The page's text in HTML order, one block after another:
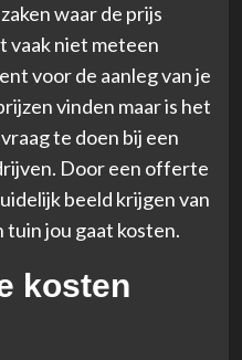
waar de prijs
vaak niet meteen
voor de aanleg van je
vinden maar is het
te doen bij een
Door een offerte
beeld krijgen van
tuin jou gaat kosten.
kosten